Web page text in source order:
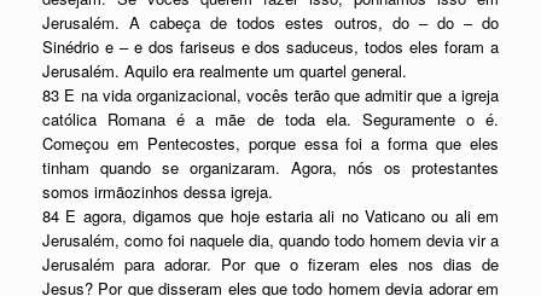
Jerusalém. A cabeça de todos estes outros, do – do – do
Sinédrio e – e dos fariseus e dos saduceus, todos eles foram a
Jerusalém. Aquilo era realmente um quartel general.
83 E na vida organizacional, vocês terão que admitir que a igreja
católica Romana é a mãe de toda ela. Seguramente o é.
Começou em Pentecostes, porque essa foi a forma que eles
tinham quando se organizaram. Agora, nós os protestantes
somos irmãozinhos dessa igreja.
84 E agora, digamos que hoje estaria ali no Vaticano ou ali em
Jerusalém, como foi naquele dia, quando todo homem devia vir a
Jerusalém para adorar. Por que o fizeram eles nos dias de
Jesus? Por que disseram eles que todo homem devia adorar em